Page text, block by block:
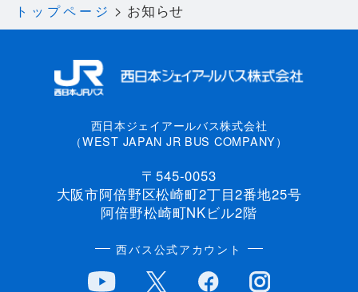
トップページ お知らせ
西日本ジェイアールバス株式会社
（WEST JAPAN JR BUS COMPANY）
〒545-0053
大阪市阿倍野区松崎町2丁目2番地25号
阿倍野松崎町NKビル2階
西バス公式アカウント